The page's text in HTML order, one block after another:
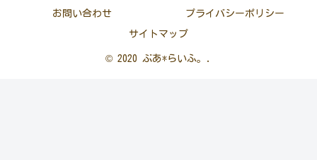
お問い合わせ プライバシーポリシー
サイトマップ
© 2020 ぶあ*らいふ。.